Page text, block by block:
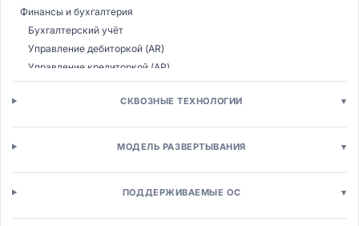
Финансы и бухгалтерия
Бухгалтерский учёт
Управление дебиторкой (AR)
Управление кредиторкой (AP)
Казначейство
Бюджетирование (CPM)
Консолидация МСФО
Электронные закупки (E-procurement)
СКВОЗНЫЕ ТЕХНОЛОГИИ ▾
МОДЕЛЬ РАЗВЕРТЫВАНИЯ ▾
ПОДДЕРЖИВАЕМЫЕ ОС ▾